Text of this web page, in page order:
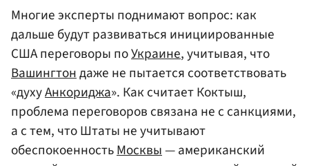
Многие эксперты поднимают вопрос: как
дальше будут развиваться инициированные
США переговоры поУкраине, учитывая, что
Вашингтондаже не пытается соответствовать
«духуАнкориджа». Как считает Коктыш,
проблема переговоров связана не с санкциями,
а с тем, что Штаты не учитывают
обеспокоенностьМосквы— американский